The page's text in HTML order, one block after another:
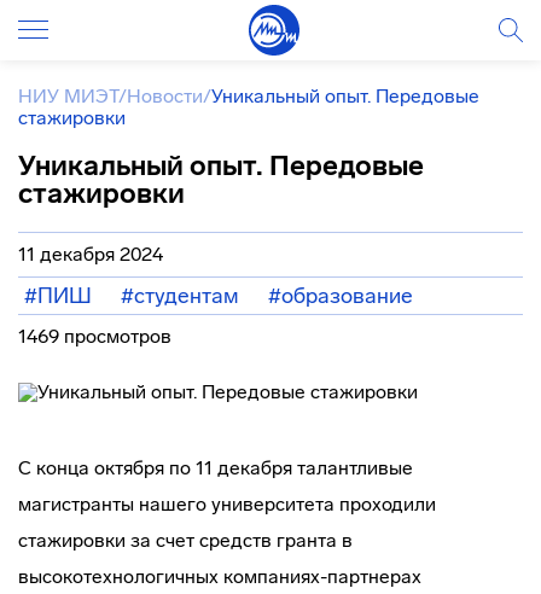
НИУ МИЭТ/Новости/Уникальный опыт. Передовые
стажировки
Уникальный опыт. Передовые
стажировки
11 декабря 2024
#ПИШ #студентам #образование
1469 просмотров
С конца октября по 11 декабря талантливые
магистранты нашего университета проходили
стажировки за счет средств гранта в
высокотехнологичных компаниях-партнерах